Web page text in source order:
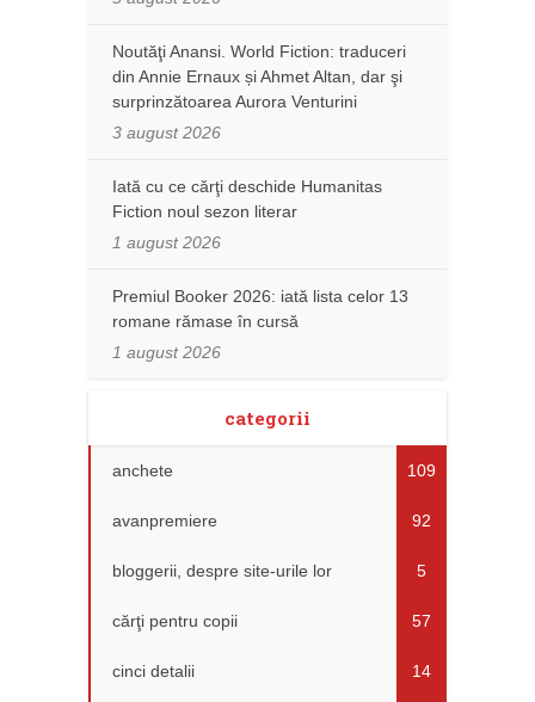
Noutăţi Anansi. World Fiction: traduceri
din Annie Ernaux și Ahmet Altan, dar şi
surprinzătoarea Aurora Venturini
3 august 2026
Iată cu ce cărţi deschide Humanitas
Fiction noul sezon literar
1 august 2026
Premiul Booker 2026: iată lista celor 13
romane rămase în cursă
1 august 2026
categorii
anchete 109
avanpremiere 92
bloggerii, despre site-urile lor 5
cărţi pentru copii 57
cinci detalii 14